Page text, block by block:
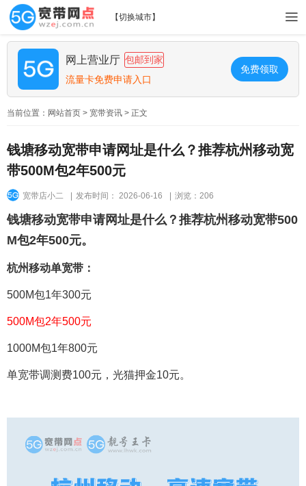
【切换城市】
网上营业厅 包邮到家
流量卡免费申请入口
免费领取
当前位置： 网站首页 > 宽带资讯 > 正文
钱塘移动宽带申请网址是什么？推荐杭州移动宽
带500M包2年500元
宽带店小二 发布时间： 2026-06-16 浏览：206
钱塘移动宽带申请网址是什么？推荐杭州移动宽带500
M包2年500元。
杭州移动单宽带：
500M包1年300元
500M包2年500元
1000M包1年800元
单宽带调测费100元，光猫押金10元。